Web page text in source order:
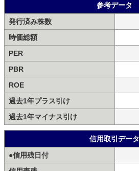
参考データ
発行済み株数
時価総額
PER
PBR
ROE
過去1年プラス引け
過去1年マイナス引け
信用取引データ
●信用残日付